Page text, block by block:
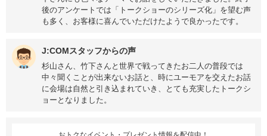
後のアンケートでは「トークショーのシリーズ化」を望む声
も多く、お客様に喜んでいただけたようで良かったです。
J:COMスタッフからの声
杉山さん、竹下さんと世界で戦ってきたお二人の普段では
中々聞くことが出来ないお話と、時にユーモアを交えたお話
に会場は自然と引き込まれていき、とても充実したトークシ
ョーとなりました。